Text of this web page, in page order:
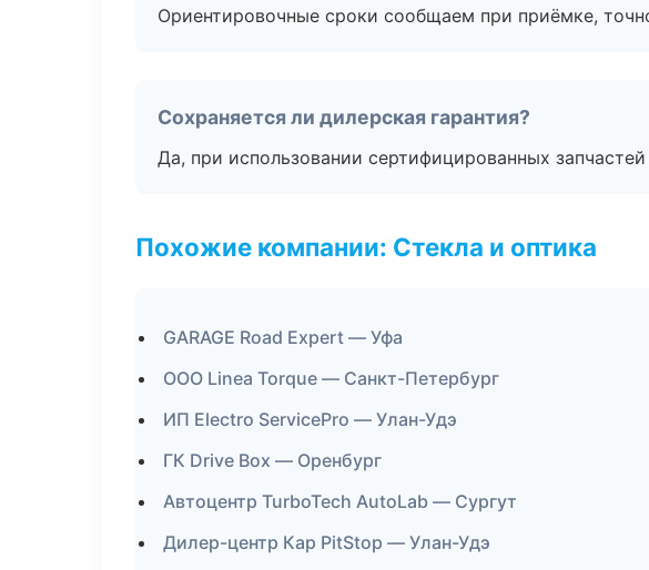
Ориентировочные сроки сообщаем при приёмке,
Сохраняется ли дилерская гарантия?
Да, при использовании сертифицированных
Похожие компании: Стекла и оптика
GARAGE Road Expert — Уфа
ООО Linea Torque — Санкт-Петербург
ИП Electro ServicePro — Улан-Удэ
ГК Drive Box — Оренбург
Автоцентр TurboTech AutoLab — Сургут
Дилер-центр Кар PitStop — Улан-Удэ